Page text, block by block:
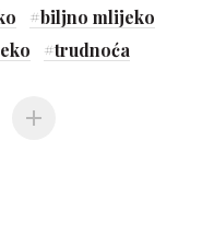
#biljno mlijeko
#trudnoća